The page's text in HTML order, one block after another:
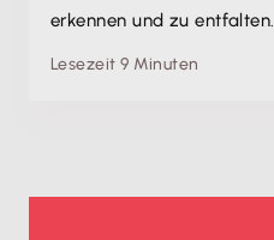
erkennen und zu entfalten.
Lesezeit 9 Minuten